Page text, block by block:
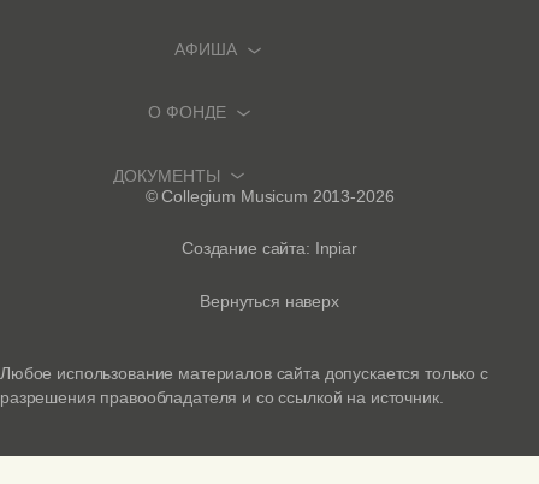
АФИША
АФИША И БИЛЕТЫ
ПРЕМЬЕРЫ
АРХИВ КОНЦЕРТОВ
О ФОНДЕ
О ФОНДЕ
ДОКУМЕНТЫ
ПОЛИТИКА КОНФИДЕНЦИАЛЬНОСТИ
ВОЗВРАТ БИЛЕТОВ
© Collegium Musicum 2013-2026
Вернуться наверх
Создание сайта: Inpiar
Любое использование материалов сайта допускается только с
разрешения правообладателя и со ссылкой на источник.